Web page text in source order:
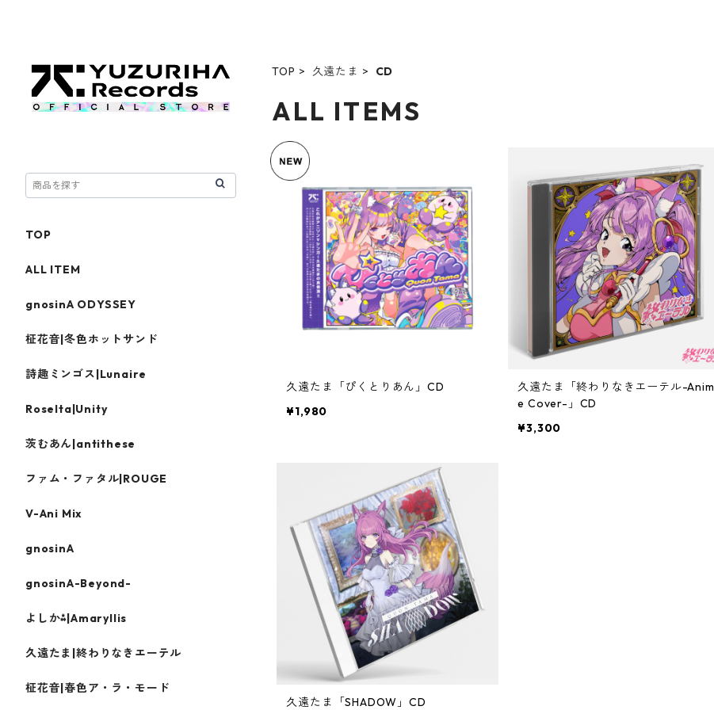
TOP 久遠たま CD
ALL ITEMS
久遠たま「ぴくとりあん」CD
¥1,980
久遠たま「終わりなきエーテル-Anim
e Cover-」CD
¥3,300
久遠たま「SHADOW」CD
TOP
ALL ITEM
gnosinA ODYSSEY
柾花音|冬色ホットサンド
詩趣ミンゴス|Lunaire
Roselta|Unity
茨むあん|antithese
ファム・ファタル|ROUGE
V-Ani Mix
gnosinA
gnosinA-Beyond-
よしか⁂|Amaryllis
久遠たま|終わりなきエーテル
柾花音|春色ア・ラ・モード